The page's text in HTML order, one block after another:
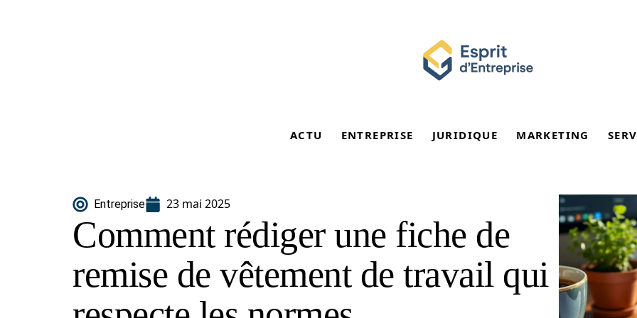
ACTU ENTREPRISE JURIDIQUE MARKETING
Entreprise 23 mai 2025
Comment rédiger une fiche de
remise de vêtement de travail qui